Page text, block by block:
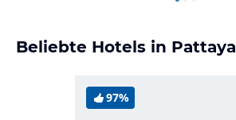
Beliebte Hotels in Pattaya
97%